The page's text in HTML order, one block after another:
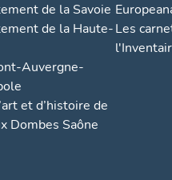
de la Savoie
de la Haute-
Auvergne-
et d’histoire de
Dombes Saône
Les